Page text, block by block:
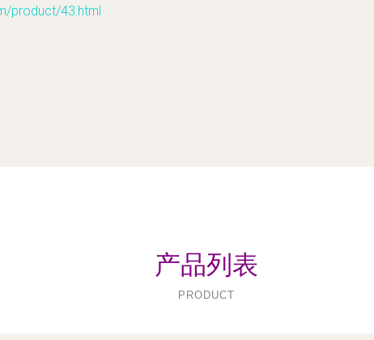
product/43.html
产品列表
PRODUCT